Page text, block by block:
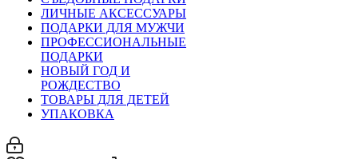
ЛИЧНЫЕ АКСЕССУАРЫ
ПОДАРКИ ДЛЯ МУЖЧИ
ПРОФЕССИОНАЛЬНЫЕ
ПОДАРКИ
НОВЫЙ ГОД И
РОЖДЕСТВО
ТОВАРЫ ДЛЯ ДЕТЕЙ
УПАКОВКА